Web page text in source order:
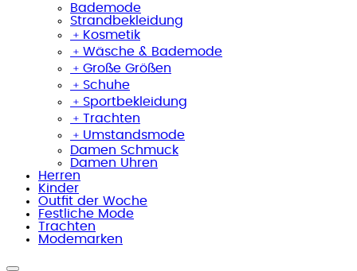
Bademode
Strandbekleidung
﹢ Kosmetik
﹢ Wäsche & Bademode
﹢ Große Größen
﹢ Schuhe
﹢ Sportbekleidung
﹢ Trachten
﹢ Umstandsmode
Damen Schmuck
Damen Uhren
Herren
Kinder
Outfit der Woche
Festliche Mode
Trachten
Modemarken